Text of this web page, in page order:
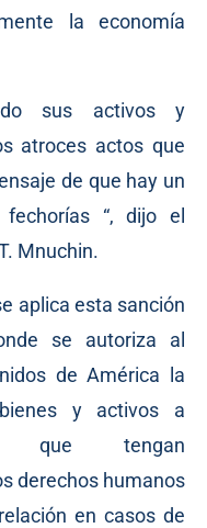
la economía
sus activos y
atroces actos que
de que hay un
“, dijo el
Mnuchin.
aplica esta sanción
se autoriza al
de América la
y activos a
que tengan
derechos humanos
en casos de